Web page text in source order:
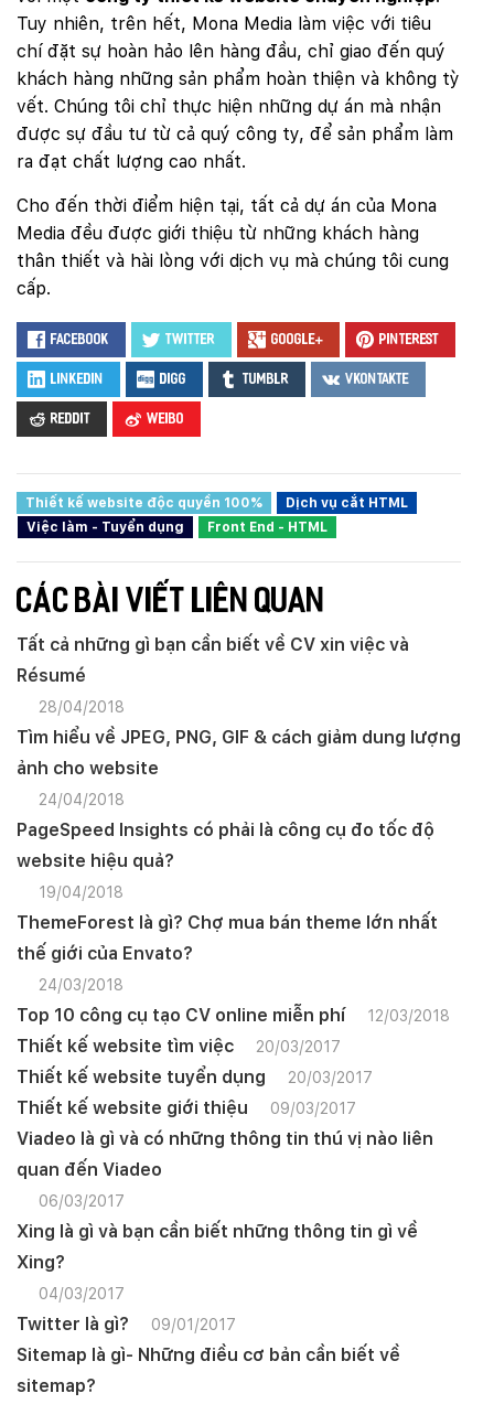
Tuy nhiên, trên hết, Mona Media làm việc với tiêu
chí đặt sự hoàn hảo lên hàng đầu, chỉ giao đến quý
khách hàng những sản phẩm hoàn thiện và không tỳ
vết. Chúng tôi chỉ thực hiện những dự án mà nhận
được sự đầu tư từ cả quý công ty, để sản phẩm làm
ra đạt chất lượng cao nhất.
Cho đến thời điểm hiện tại, tất cả dự án của Mona
Media đều được giới thiệu từ những khách hàng
thân thiết và hài lòng với dịch vụ mà chúng tôi cung
cấp.
Facebook Twitter Google+ Pinterest
LinkedIn Digg Tumblr VKontakte
Reddit Weibo
Thiết kế website độc quyền 100%
Dịch vụ cắt HTML
Việc làm - Tuyển dụng
Front End - HTML
CÁC BÀI VIẾT LIÊN QUAN
Tất cả những gì bạn cần biết về CV xin việc và
Résumé
28/04/2018
Tìm hiểu về JPEG, PNG, GIF & cách giảm dung lượng
ảnh cho website
24/04/2018
PageSpeed Insights có phải là công cụ đo tốc độ
website hiệu quả?
19/04/2018
ThemeForest là gì? Chợ mua bán theme lớn nhất
thế giới của Envato?
24/03/2018
Top 10 công cụ tạo CV online miễn phí 12/03/2018
Thiết kế website tìm việc 20/03/2017
Thiết kế website tuyển dụng 20/03/2017
Thiết kế website giới thiệu 09/03/2017
Viadeo là gì và có những thông tin thú vị nào liên
quan đến Viadeo
06/03/2017
Xing là gì và bạn cần biết những thông tin gì về
Xing?
04/03/2017
Twitter là gì? 09/01/2017
Sitemap là gì- Những điều cơ bản cần biết về
sitemap?